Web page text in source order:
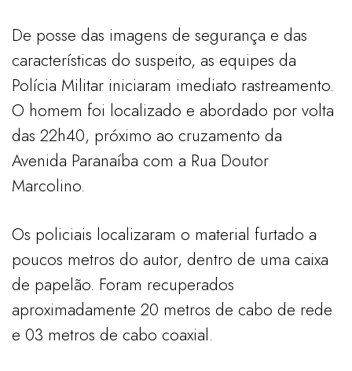
De posse das imagens de segurança e das
características do suspeito, as equipes da
Polícia Militar iniciaram imediato rastreamento.
O homem foi localizado e abordado por volta
das 22h40, próximo ao cruzamento da
Avenida Paranaíba com a Rua Doutor
Marcolino.
Os policiais localizaram o material furtado a
poucos metros do autor, dentro de uma caixa
de papelão. Foram recuperados
aproximadamente 20 metros de cabo de rede
e 03 metros de cabo coaxial.